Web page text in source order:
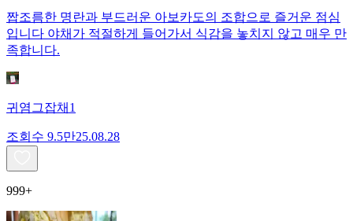
짭조름한 명란과 부드러운 아보카도의 조합으로 즐거운 점심
입니다 야채가 적절하게 들어가서 식감을 놓치지 않고 매우 만
족합니다.
귀염그잡채1
조회수 9.5만25.08.28
999+